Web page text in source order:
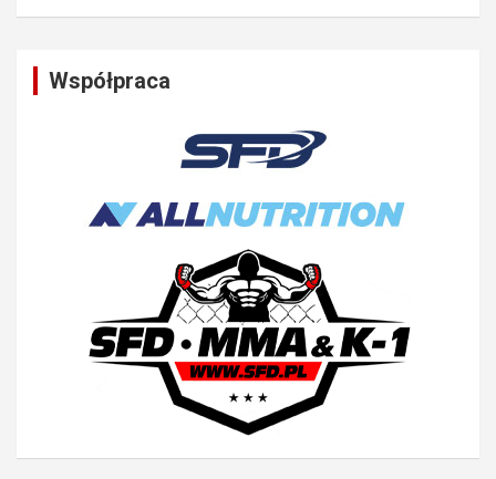
Współpraca